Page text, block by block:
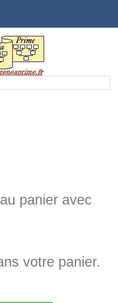
panier avec
votre panier.